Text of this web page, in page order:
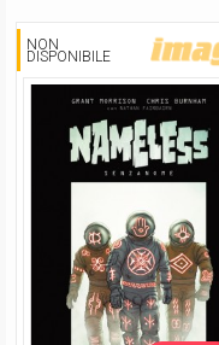
NON
DISPONIBILE